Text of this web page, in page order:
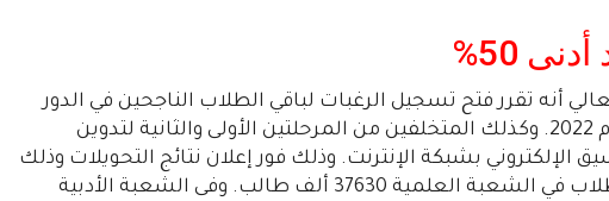
50%
أنه تقرر فتح تسجيل الرغبات لباقي الطلاب الناجحين في الدور
الأول للثانوية العامة هذا العام 2022. وكذلك المتخلفين من المرحلتين الأولى والثانية لتدوين
الإلكتروني بشبكة الإنترنت. وذلك فور إعلان نتائج التحويلات وذلك
بحد أدنى 50 %. بإجمالي عدد طلاب في الشعبة العلمية 37630 ألف طالب. وفى الشعبة الأدبية